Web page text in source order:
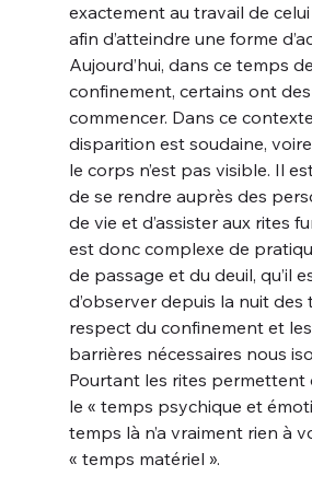
exactement au travail de
afin d’atteindre une forme
Aujourd’hui, dans ce temps de
confinement, certains ont
commencer. Dans ce
disparition est soudaine,
le corps n’est pas visible. Il
de se rendre auprès des
de vie et d’assister aux rites
est donc complexe de
de passage et du deuil, qu’il
d’observer depuis la nuit des
respect du confinement et
barrières nécessaires nous
Pourtant les rites permettent
le « temps psychique et
temps là n’a vraiment rien à
« temps matériel ».